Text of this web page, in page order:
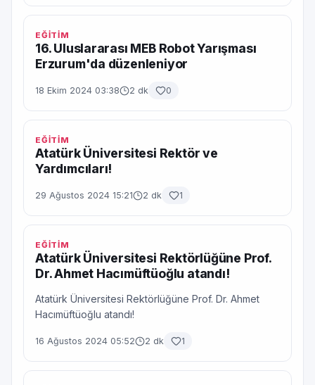
EĞİTİM
16. Uluslararası MEB Robot Yarışması
Erzurum'da düzenleniyor
18 Ekim 2024 03:38 2 dk 0
EĞİTİM
Atatürk Üniversitesi Rektör ve
Yardımcıları!
29 Ağustos 2024 15:21 2 dk 1
EĞİTİM
Atatürk Üniversitesi Rektörlüğüne Prof.
Dr. Ahmet Hacımüftüoğlu atandı!
Atatürk Üniversitesi Rektörlüğüne Prof. Dr. Ahmet
Hacımüftüoğlu atandı!
16 Ağustos 2024 05:52 2 dk 1